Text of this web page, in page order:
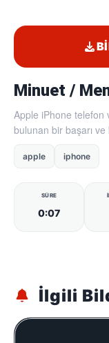
Minuet /
Apple iPhone telefon
bulunan bir başarı
apple iphone
SÜRE
0:07
İlgili